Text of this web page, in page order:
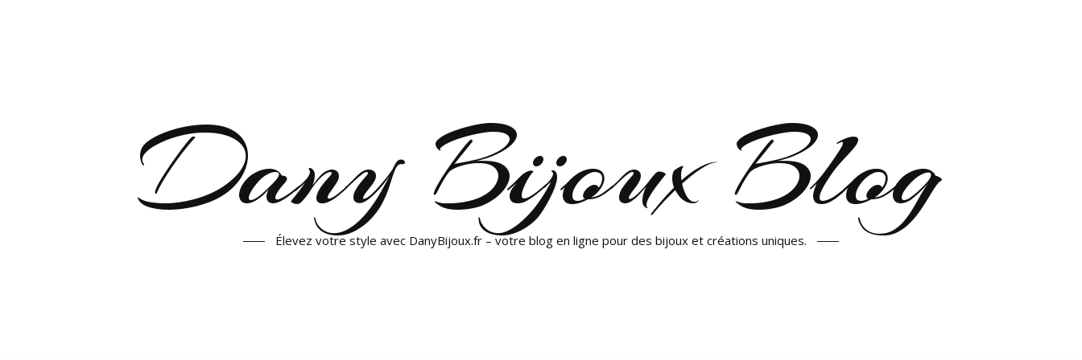
Dany Bijoux Blog
Élevez votre style avec DanyBijoux.fr – votre blog en ligne pour des bijoux et créations uniques.